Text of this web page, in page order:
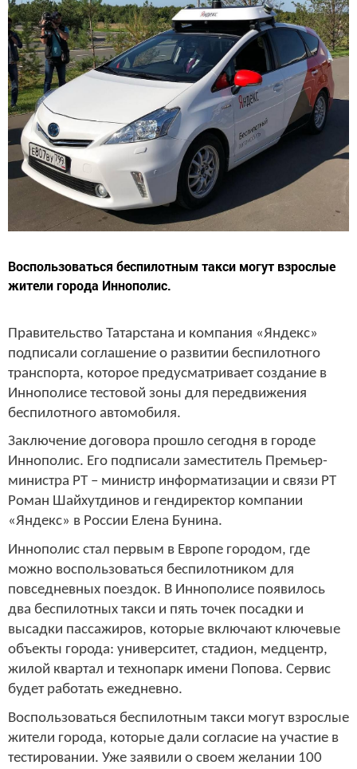
Воспользоваться беспилотным такси могут взрослые
жители города Иннополис.
Правительство Татарстана и компания «Яндекс»
подписали соглашение о развитии беспилотного
транспорта, которое предусматривает создание в
Иннополисе тестовой зоны для передвижения
беспилотного автомобиля.
Заключение договора прошло сегодня в городе
Иннополис. Его подписали заместитель Премьер-
министра РТ – министр информатизации и связи РТ
Роман Шайхутдинов и гендиректор компании
«Яндекс» в России Елена Бунина.
Иннополис стал первым в Европе городом, где
можно воспользоваться беспилотником для
повседневных поездок. В Иннополисе появилось
два беспилотных такси и пять точек посадки и
высадки пассажиров, которые включают ключевые
объекты города: университет, стадион, медцентр,
жилой квартал и технопарк имени Попова. Сервис
будет работать ежедневно.
Воспользоваться беспилотным такси могут взрослые
жители города, которые дали согласие на участие в
тестировании. Уже заявили о своем желании 100